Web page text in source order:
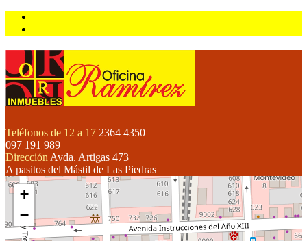
Teléfonos de 12 a 17 2364 4350
097 191 989
Dirección Avda. Artigas 473
A pasitos del Mástil de Las Piedras
+
−